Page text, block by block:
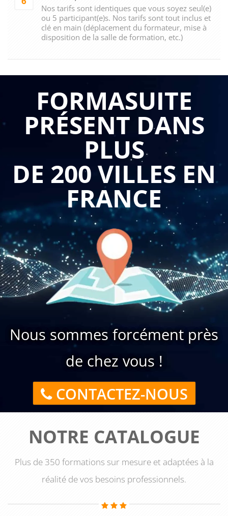
Nos tarifs sont identiques que vous soyez seul(e)
ou 5 participant(e)s. Nos tarifs sont tout inclus et
clé en main (déplacement du formateur, mise à
disposition de la salle de formation, etc.)
FORMASUITE
PRÉSENT DANS
PLUS
DE 200 VILLES EN
FRANCE
Nous sommes forcément près
de chez vous !
CONTACTEZ-NOUS
NOTRE CATALOGUE
Plus de 350 formations sur mesure et adaptées à la
réalité de vos besoins professionnels.